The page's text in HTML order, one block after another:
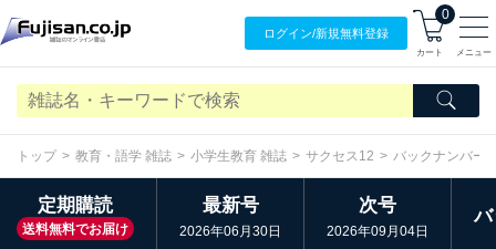
ログイン/新規無料登録
0
カート メニュー
トップ 教育・語学 雑誌 小学生教育 雑誌 サクセス12 バックナンバー
定期購読
送料無料でお届け
最新号
2026年06月30日
次号
2026年09月04日